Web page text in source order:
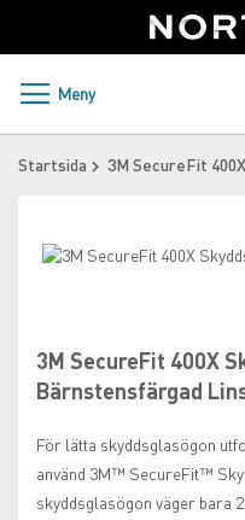
to
Content
PRODUKTER OCH
ÅTERFÖRSÄLJARE
LADDA NER
Meny
Startsida 3M SecureFit
3M SecureFit 400X
Bärnstensfärgad
För lätta skyddsglasögon
använd 3M™ SecureFit™
skyddsglasögon väger bara
Skip
of
the
images
beginning
of
the
gallery